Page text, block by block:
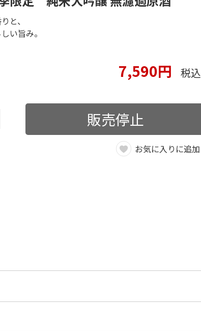
と、
い旨み。
7,590円 税込
販売停止
お気に入りに追加